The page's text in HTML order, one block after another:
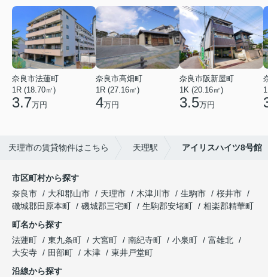
奈良市法蓮町
1R (18.70㎡)
3.7万円
奈良市高畑町
1R (27.16㎡)
4万円
奈良市阪新屋町
1K (20.16㎡)
3.5万円
天理市の賃貸物件はこちら 天理駅 アイリスハイツ8号館
市区町村から探す
奈良市
大和郡山市 天理市 木津川市 生駒市
桜井市
磯城郡田原本町
磯城郡三宅町 生駒郡安堵町
相楽郡精華町
町名から探す
法蓮町
東九条町 大宮町 南紀寺町 小泉町
富雄北
大安寺
田部町 木津
東井戸堂町
沿線から探す